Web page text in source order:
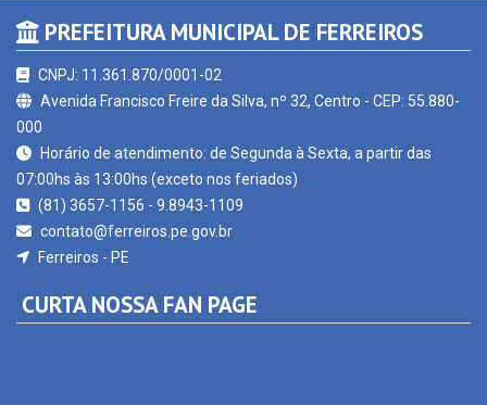
CNPJ: 11.361.870/0001-02
000
Horário de atendimento: de Segunda à Sexta, a partir das
contato@ferreiros.pe.gov.br
Ferreiros - PE
CURTA NOSSA FAN PAGE